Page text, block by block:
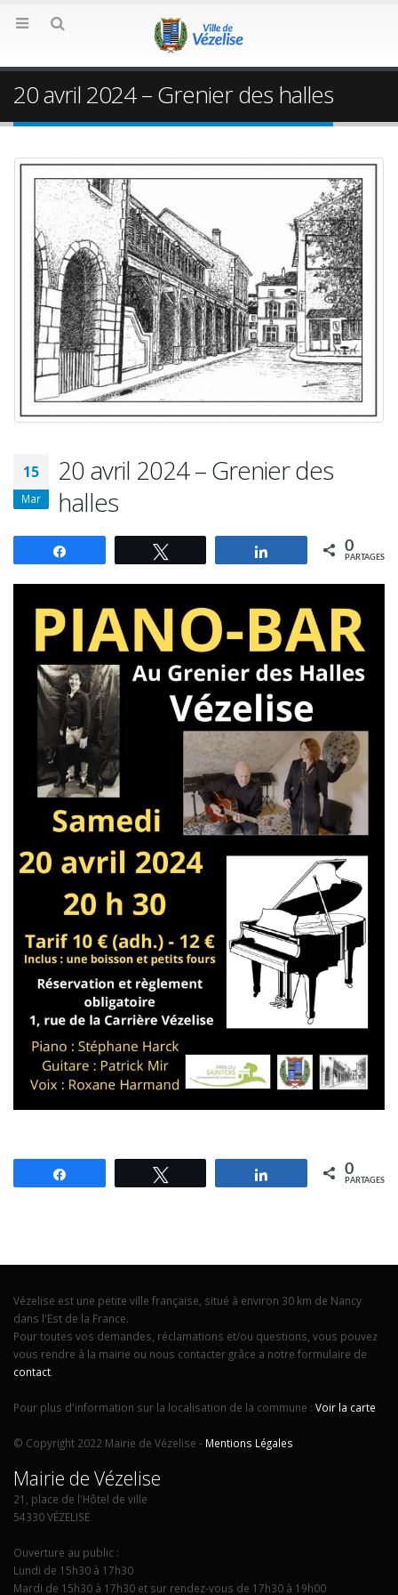
20 avril 2024 – Grenier des halles
15
Mar
20 avril 2024 – Grenier des
halles
Partagez 0
PARTAGES
Partagez 0
PARTAGES
Vézelise est une petite ville française, situé à environ 30 km de Nancy
dans l'Est de la France.
Pour toutes vos demandes, réclamations et/ou questions, vous pouvez
vous rendre à la mairie ou nous contacter grâce a notre formulaire de
contact.
Pour plus d'information sur la localisation de la commune : Voir la carte
© Copyright 2022 Mairie de Vézelise - Mentions Légales
Mairie de Vézelise
21, place de l'Hôtel de ville
54330 VÉZELISE
Ouverture au public :
Lundi de 15h30 à 17h30
Mardi de 15h30 à 17h30 et sur rendez-vous de 17h30 à 19h00